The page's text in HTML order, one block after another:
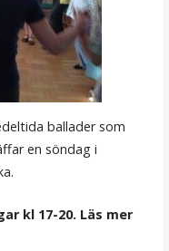
ballader som
en söndag i
kl 17-20. Läs mer